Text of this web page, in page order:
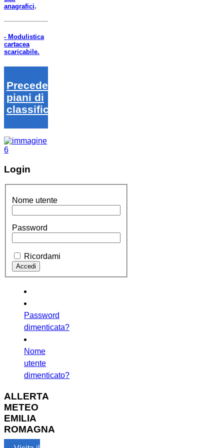
anagrafici.
- Modulistica
cartacea
scaricabile.
Precedenti
piani di
classifica
Login
Nome utente
Password
Ricordami
Password
dimenticata?
Nome
utente
dimenticato?
ALLERTA
METEO
EMILIA
ROMAGNA